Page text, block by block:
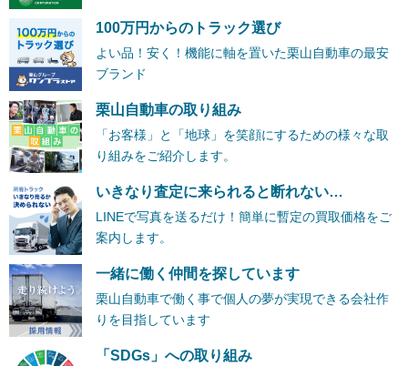
100万円からのトラック選び
よい品！安く！機能に軸を置いた栗山自動車の最安
ブランド
栗山自動車の取り組み
「お客様」と「地球」を笑顔にするための様々な取
り組みをご紹介します。
いきなり査定に来られると断れない…
LINEで写真を送るだけ！簡単に暫定の買取価格をご
案内します。
一緒に働く仲間を探しています
栗山自動車で働く事で個人の夢が実現できる会社作
りを目指しています
「SDGs」への取り組み